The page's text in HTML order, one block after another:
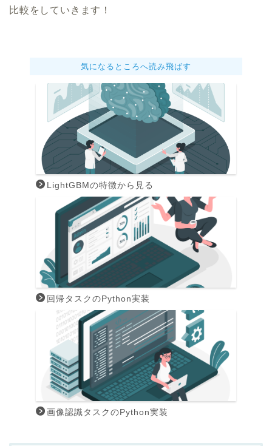
比較をしていきます！
気になるところへ読み飛ばす
LightGBMの特徴から見る
回帰タスクのPython実装
画像認識タスクのPython実装